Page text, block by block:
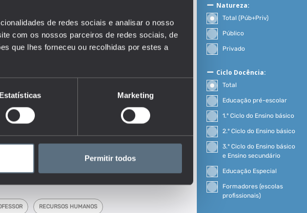
de redes sociais e analisar o nosso
com os nossos parceiros de redes sociais, de
que lhes forneceu ou recolhidas por estes a
Estatísticas Marketing
Permitir todos
de
idade.
RECURSOS HUMANOS
Natureza:
Total (Púb+Priv)
Público
Privado
Ciclo Docência:
Total
Educação pré-escolar
1.º Ciclo do Ensino básico
2.º Ciclo do Ensino básico
3.º Ciclo do Ensino básico
e Ensino secundário
Educação Especial
Formadores (escolas
profissionais)